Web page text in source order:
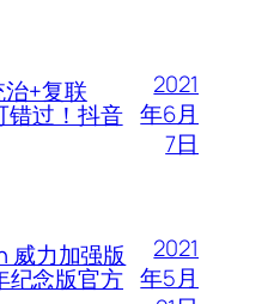
+复联
错过！抖音
2021
年6月
7日
威力加强版
纪念版官方
2021
年5月